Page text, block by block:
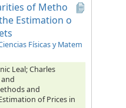
of Metho
Estimation o
Físicas y Matem
Leal; Charles
and
of Prices in